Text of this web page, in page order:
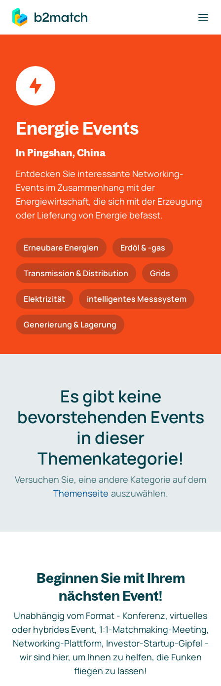
springen
Energie Events
In Pingshan, China
Entdecken Sie interessante Networking-
Events im Zusammenhang mit der
Energiewirtschaft, die sich mit der Erzeugung
oder Lieferung von Energie befasst.
Erneubare Energien Erdöl & -gas
Trans­mis­si­on & Distribution Grids
Elektrizität intelligentes Messsystem
Generierung & Lagerung
Es gibt keine
bevorstehenden Events
in dieser
Themenkategorie!
Versuchen Sie, eine andere Kategorie auf dem
Themenseite auszuwählen.
Beginnen Sie mit Ihrem
nächsten Event!
Unabhängig vom Format - Konferenz, virtuelles
oder hybrides Event, 1:1-Matchmaking-Meeting,
Networking-Plattform, Investor-Startup-Gipfel -
wir sind hier, um Ihnen zu helfen, die Funken
fliegen zu lassen!